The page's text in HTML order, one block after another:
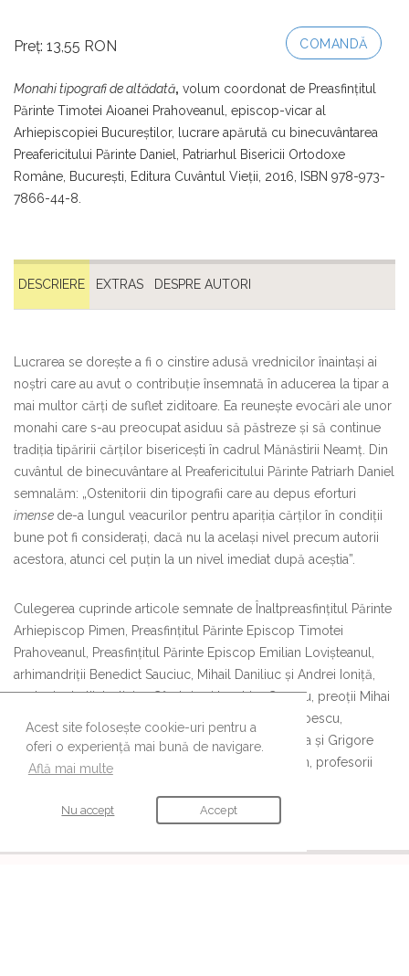
Acest site folosește cookie-uri pentru a
oferi o experiență mai bună de navigare.
Află mai multe
Nu accept Accept
Preț: 13,55 RON COMANDĂ
Monahi tipografi de altădată, volum coordonat de Preasfinţitul
Părinte Timotei Aioanei Prahoveanul, episcop-vicar al
Arhiepiscopiei Bucureştilor, lucrare apărută cu binecuvântarea
Preafericitului Părinte Daniel, Patriarhul Bisericii Ortodoxe
Române, Bucureşti, Editura Cuvântul Vieţii, 2016, ISBN 978-973-
7866-44-8.
DESCRIERE EXTRAS DESPRE AUTORI
Lucrarea se dorește a fi o cinstire adusă vrednicilor înaintași ai
noștri care au avut o contribuție însemnată în aducerea la tipar a
mai multor cărți de suflet ziditoare. Ea reunește evocări ale unor
monahi care s-au preocupat asiduu să păstreze și să continue
tradiția tipăririi cărților bisericești în cadrul Mănăstirii Neamț. Din
cuvântul de binecuvântare al Preafericitului Părinte Patriarh Daniel
semnalăm: „Ostenitorii din tipografii care au depus eforturi
imense de-a lungul veacurilor pentru apariția cărților în condiții
bune pot fi considerați, dacă nu la același nivel precum autorii
acestora, atunci cel puțin la un nivel imediat după aceștia”.
Culegerea cuprinde articole semnate de Înaltpreasfințitul Părinte
Arhiepiscop Pimen, Preasfințitul Părinte Episcop Timotei
Prahoveanul, Preasfințitul Părinte Episcop Emilian Lovișteanul,
arhimandriții Benedict Sauciuc, Mihail Daniliuc și Andrei Ioniță,
protosinghelii Justinian Cârstoiu și Ioachim Ceaușu, preoții Mihai
Vizitiu, Vasile Nechita, Mihai Cepeliuc, Dimitrie Isopescu,
Constantin Mosor, Gheorghe Onofrei, Teoctist Caia și Grigore
Diaconu, ierom. Andrei Dănilă, ierod. Efrem Docan, profesorii